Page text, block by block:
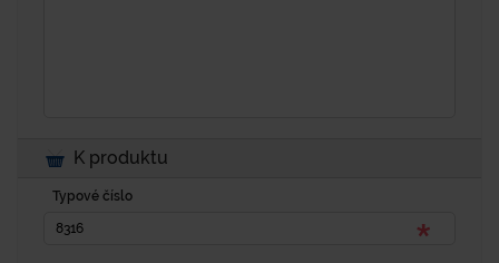
K produktu
Typové číslo